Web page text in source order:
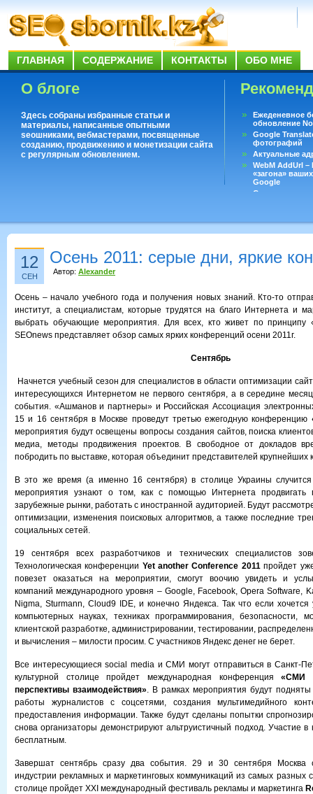
ГЛАВНАЯ СОДЕРЖАНИЕ КОНТАКТЫ ОБО МНЕ
О блоге
Здесь собраны избранные статьи и
материалы, написанные опытными
seoшниками, вебмастерами, посвященные
созданию, продвижению и монетизации сайта
с регулярным обновлением.
Ежеденевное
обновление
Google
фотографий
Актуальные
WebM AddUrl
«загона»
Google
Существует
12
СЕН
Осень 2011: серые дни, яркие
Автор: Alexander
Осень – начало учебного года и получения новых знаний. Кто-то
институт, а специалистам, которые трудятся на благо Интернета и
выбрать обучающие мероприятия. Для всех, кто живет по принципу
SEOnews представляет обзор самых ярких конференций осени 2011г.
Сентябрь
Начнется учебный сезон для специалистов в области оптимизации
интересующихся Интернетом не первого сентября, а в середине
события. «Ашманов и партнеры» и Российская Ассоциация
15 и 16 сентября в Москве проведут третью ежегодную конференцию
мероприятия будут освещены вопросы создания сайтов, поиска
медиа, методы продвижения проектов. В свободное от докладов
побродить по выставке, которая объединит представителей крупнейших
В это же время (а именно 16 сентября) в столице Украины
мероприятия узнают о том, как с помощью Интернета продвигать
зарубежные рынки, работать с иностранной аудиторией. Будут
оптимизации, изменения поисковых алгоритмов, а также последние
социальных сетей.
19 сентября всех разработчиков и технических специалистов
Технологическая конференции Yet another Conference 2011пройдет
повезет оказаться на мероприятии, смогут воочию увидеть и
компаний международного уровня – Google, Facebook, Opera Software,
Nigma, Sturmann, Cloud9 IDE, и конечно Яндекса. Так что если хочется
компьютерных науках, техниках программирования, безопасности,
клиентской разработке, администрировании, тестировании,
и вычисления – милости просим. С участников Яндекс денег не берет.
Все интересующиеся social media и СМИ могут отправиться в Санкт-
культурной столице пройдет международная конференция«СМИ
перспективы взаимодействия». В рамках мероприятия будут подняты
работы журналистов с соцсетями, создания мультимедийного
предоставления информации. Также будут сделаны попытки
снова организаторы демонстрируют альтруистичный подход. Участие
бесплатным.
Завершат сентябрь сразу два события. 29 и 30 сентября Москва
индустрии рекламных и маркетинговых коммуникаций из самых разных
столице пройдет XXI международный фестиваль рекламы и маркетинга